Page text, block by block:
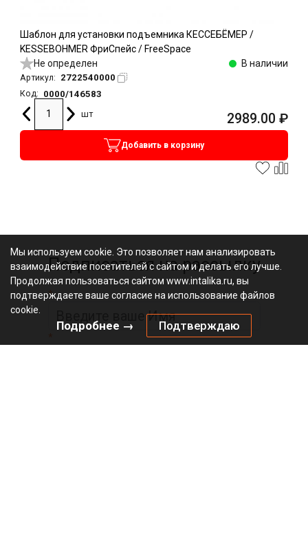
Шаблон для установки подъемника КЕССЕБЁМЕР /
KESSEBOHMER ФриСпейс / FreeSpace
Не определен
В наличии
Артикул: 2722540000
Код:
0000/146583
шт
2989.00 ₽
Добавить в корзину
Подписаться на рассылку
*
Мы используем cookie. Это позволяет нам анализировать
взаимодействие посетителей с сайтом и делать его лучше.
Продолжая пользоваться сайтом www.intalika.ru, вы
подтверждаете ваше согласие на использование файлов
cookie.
Подробнее → Подтверждаю